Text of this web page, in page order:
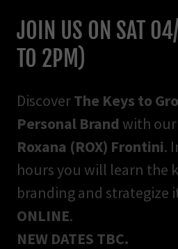
JOIN US ON SAT
TO 2PM)
DiscoverThe Keys to
Personal Brand with
Roxana (ROX) Frontini.
hours you will learn the
branding and strategize
ONLINE.
NEW DATES TBC.